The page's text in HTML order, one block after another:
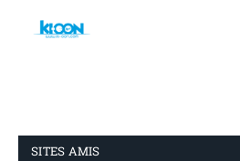
SITES AMIS